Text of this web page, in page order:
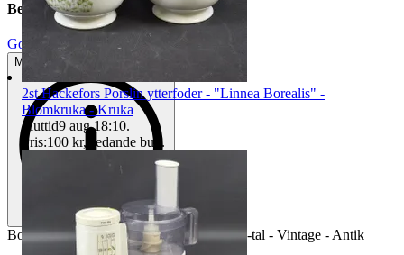
Beskrivning
Gott använt skick
Mindre tecken på användning
Bordspegel i träram - Spegel - Tidigt 1900-tal - Vintage - Antik
2st Hackefors Porslin ytterfoder - "Linnea Borealis" -
Blomkruka - Kruka
Sluttid9 aug 18:10.
Pris:100 kr, Ledande bud .